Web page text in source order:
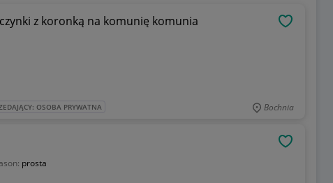
z koronką na komunię komunia
OSOBA PRYWATNA Bochnia
prosta